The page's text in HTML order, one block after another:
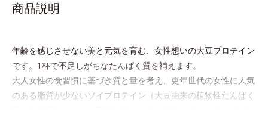
商品説明
年齢を感じさせない美と元気を育む、女性想いの大豆プロテイン
です。1杯で不足しがちなたんぱく質を補えます。
大人女性の食習慣に基づき質と量を考え、更年世代の女性に人気
のある脂質が少ないソイプロテイン（大豆由来の植物性たんぱく